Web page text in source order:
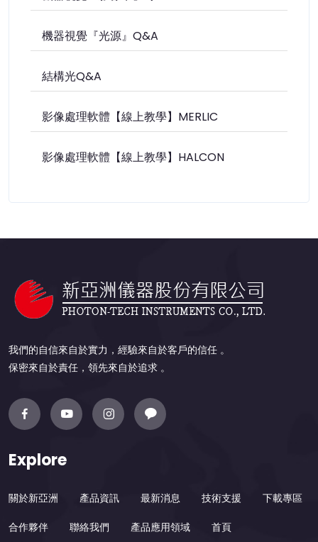
機器視覺『光源』Q&A
結構光Q&A
影像處理軟體【線上教學】MERLIC
影像處理軟體【線上教學】HALCON
我們的自信來自於實力，經驗來自於客戶的信任 。
保密來自於責任，領先來自於追求 。
Explore
關於新亞洲 產品資訊 最新消息 技術支援 下載專區
合作夥伴 聯絡我們 產品應用領域 首頁